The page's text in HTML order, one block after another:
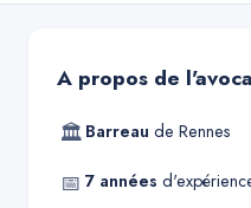
A propos de
🏛 Barreau de Rennes
📅 7 années